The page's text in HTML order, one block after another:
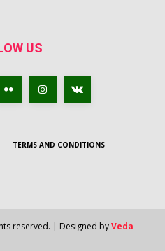
US
TERMS AND CONDITIONS
reserved. | Designed byVeda